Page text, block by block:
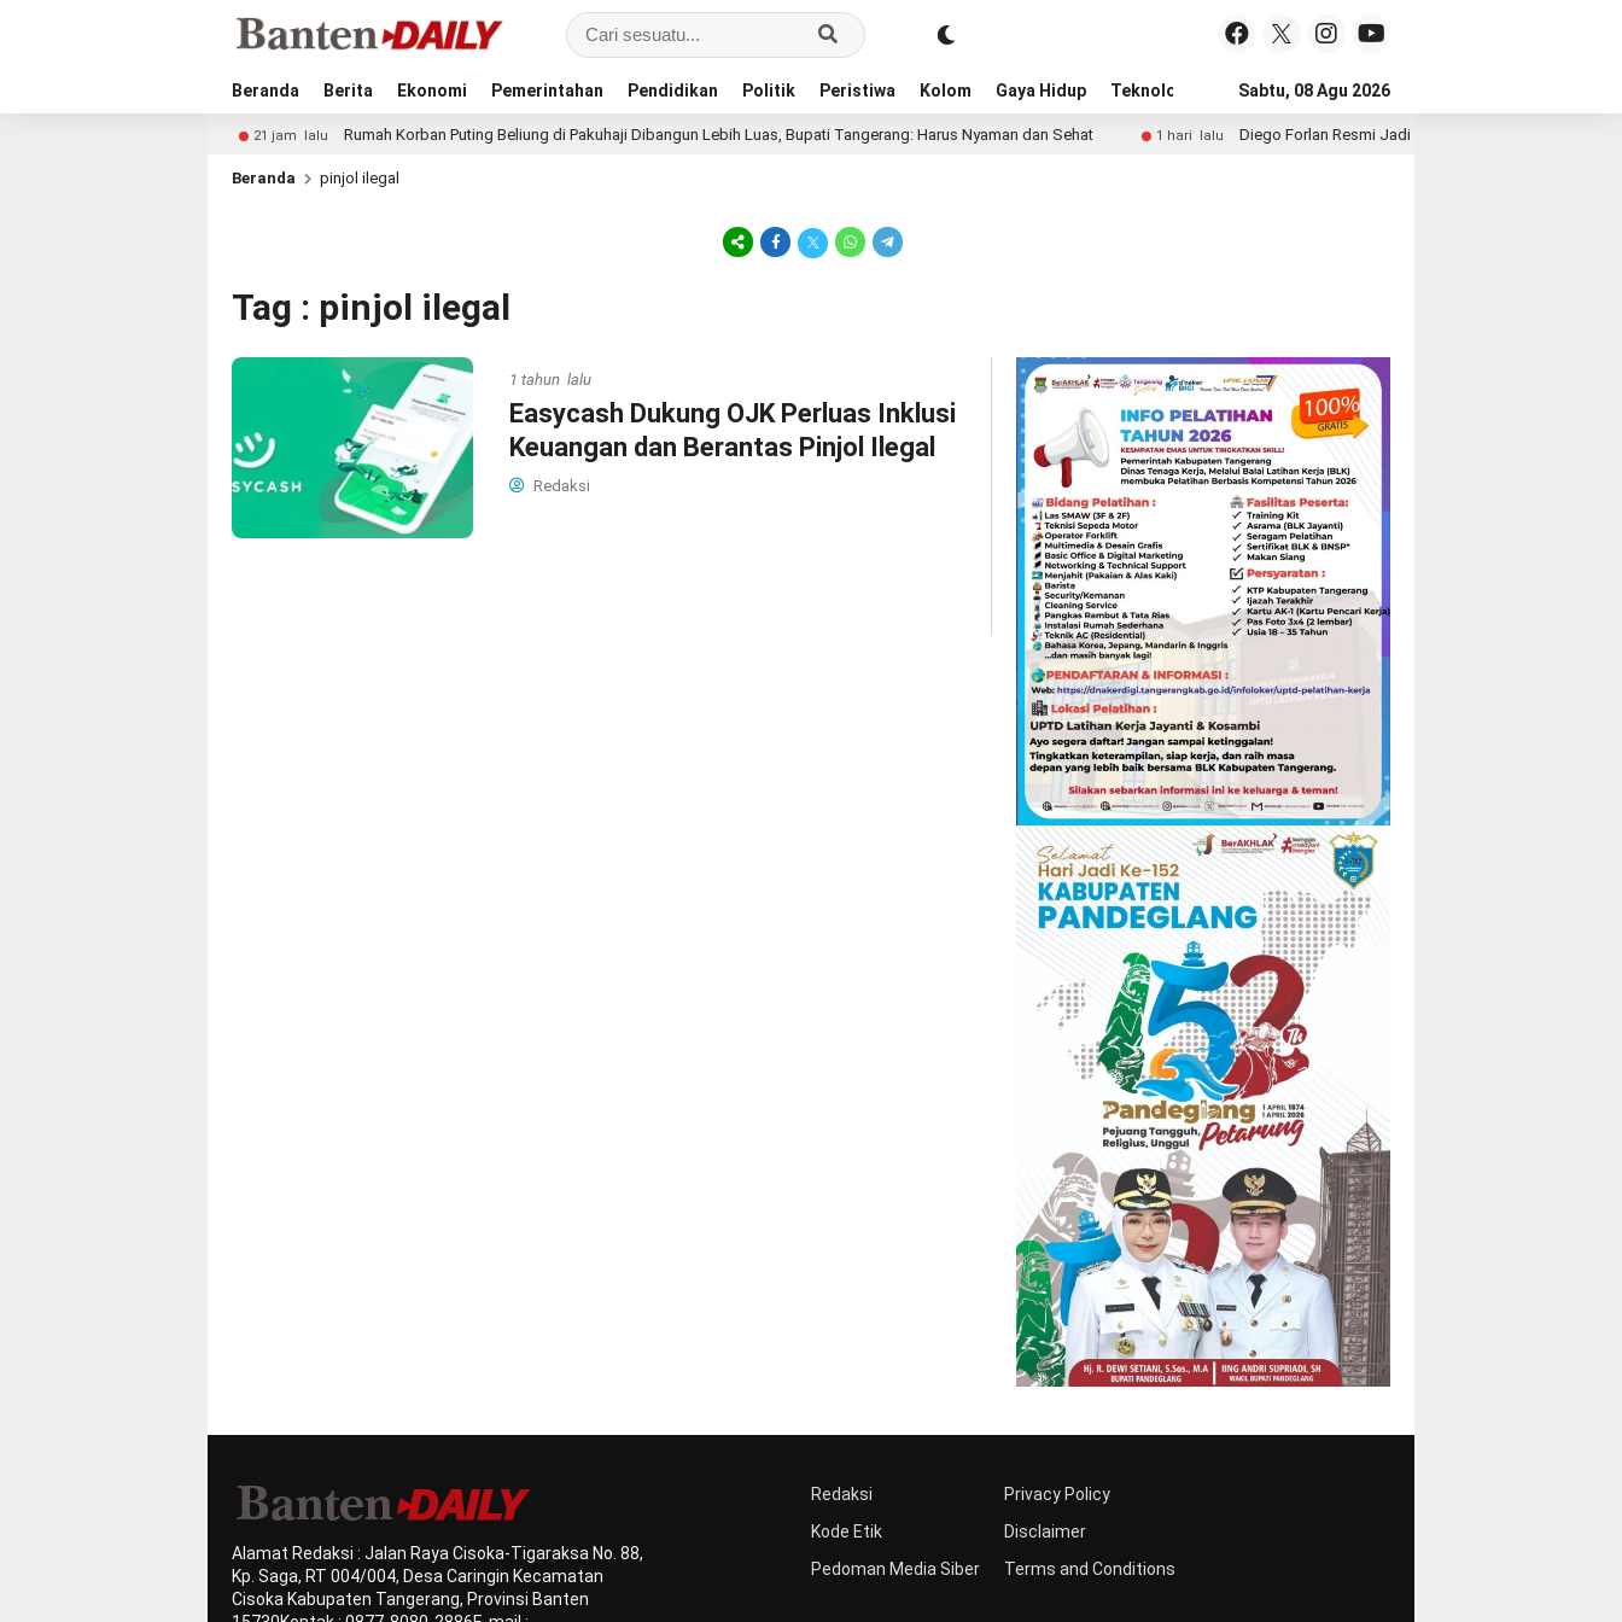
Beranda Berita Ekonomi Pemerintahan Pendidikan Politik Peristiwa Kolom Gaya Hidup Teknologi Advertorial Tips
Sabtu, 08 Agu 2026
21 jam lalu Rumah Korban Puting Beliung di Pakuhaji Dibangun Lebih Luas, Bupati Tangerang: Harus Nyaman dan Sehat 1 hari lalu Diego Forlan Resmi Jadi Pelatih Timnas Uruguay, Era Baru La
Beranda pinjol ilegal
Tag : pinjol ilegal
1 tahun lalu
Easycash Dukung OJK Perluas Inklusi
Keuangan dan Berantas Pinjol Ilegal
Redaksi
Redaksi
Kode Etik
Pedoman Media Siber
Privacy Policy
Disclaimer
Terms and Conditions
Alamat Redaksi : Jalan Raya Cisoka-Tigaraksa No. 88,
Kp. Saga, RT 004/004, Desa Caringin Kecamatan
Cisoka Kabupaten Tangerang, Provinsi Banten